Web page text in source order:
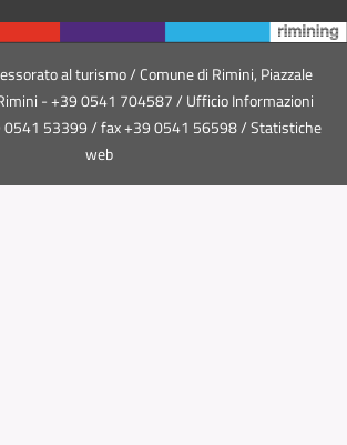
al turismo / Comune di Rimini, Piazzale
- +39 0541 704587 / Ufficio Informazioni
0541 53399 / fax +39 0541 56598 / Statistiche
web